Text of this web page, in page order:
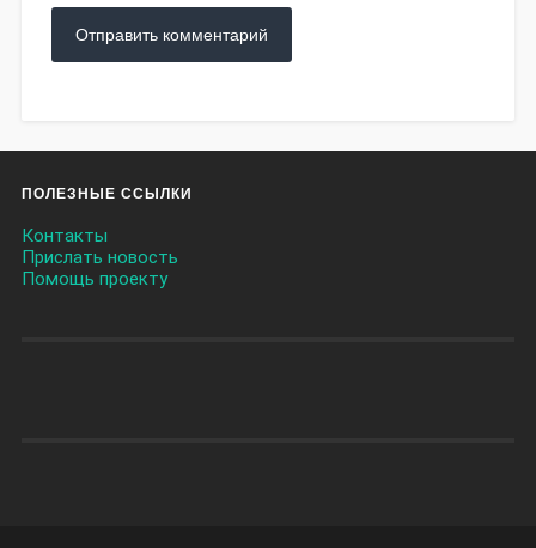
ПОЛЕЗНЫЕ ССЫЛКИ
Контакты
Прислать новость
Помощь проекту